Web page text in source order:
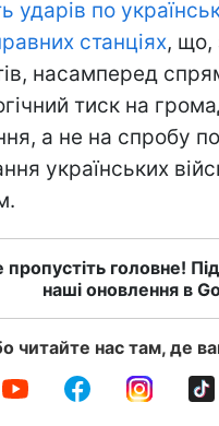
ударів по
станціях, що,
насамперед
тиск на
а не на спробу
українських
пропустіть головне!
наші оновлення в
читайте нас там, де